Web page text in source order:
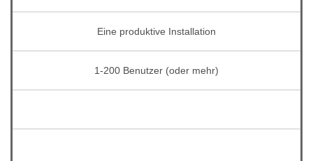
Eine produktive Installation
1-200 Benutzer (oder mehr)